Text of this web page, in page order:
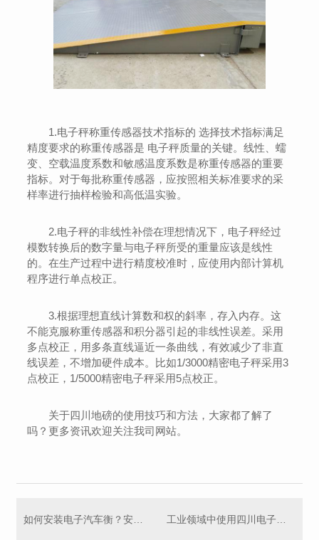
1.电子秤称重传感器技术指标的 选择技术指标满足
精度要求的称重传感器是 电子秤质量的关键。线性、蠕
变、空载温度系数和敏感温度系数是称重传感器的重要
指标。对于每批称重传感器，应按照相关标准要求的采
样率进行抽样检验和高低温实验。
2.电子秤的非线性补偿在理想情况下，电子秤经过
模数转换后的数字量与电子秤所受的重量应该是线性
的。在生产过程中进行精度校准时，应使用内部计算机
程序进行单点校正。
3.根据理想直线计算数和权的斜率，存入内存。这
不能克服称重传感器和积分器引起的非线性误差。采用
多点校正，用多条直线逼近一条曲线，有效减少了非直
线误差，不增加硬件成本。比如1/3000精密电子秤采用3
点校正，1/5000精密电子秤采用5点校正。
关于四川地磅的使用技巧和方法，大家都了解了
吗？更多资讯欢迎关注我司网站。
如何安装电子汽车衡？安装后得注意什么？ 工业领域中使用四川电子汽车衡的正确方法，get